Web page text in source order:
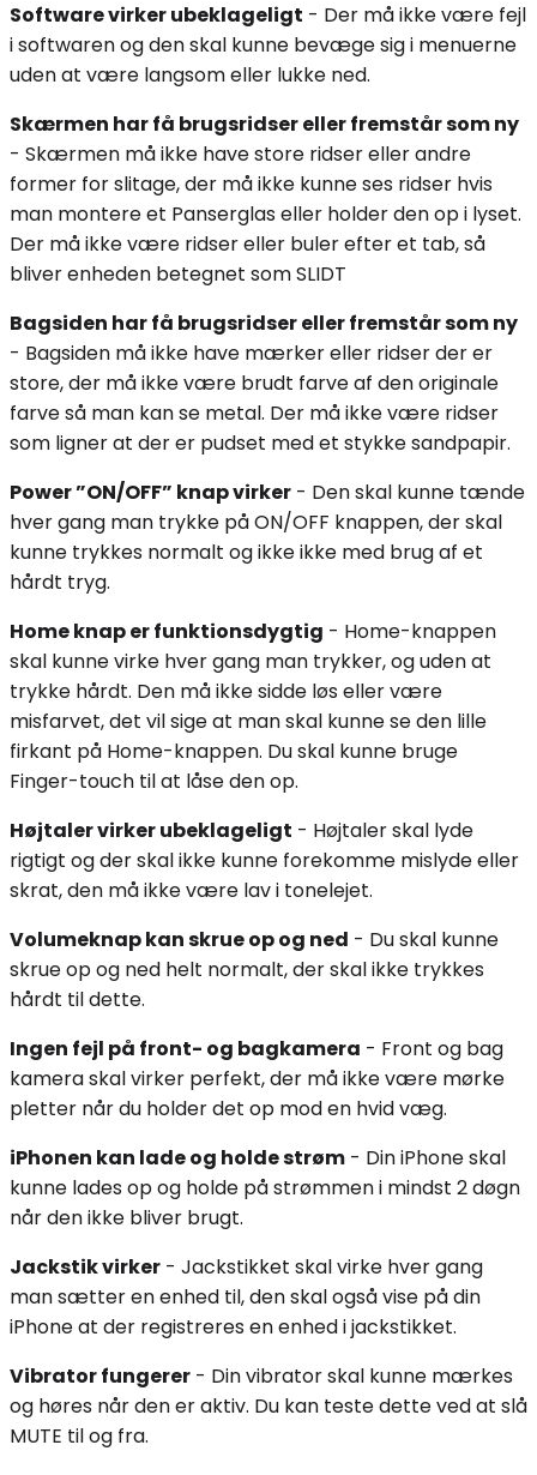
Software virker ubeklageligt - Der må ikke være fejl
i softwaren og den skal kunne bevæge sig i menuerne
uden at være langsom eller lukke ned.
Skærmen har få brugsridser eller fremstår som ny
- Skærmen må ikke have store ridser eller andre
former for slitage, der må ikke kunne ses ridser hvis
man montere et Panserglas eller holder den op i lyset.
Der må ikke være ridser eller buler efter et tab, så
bliver enheden betegnet som SLIDT
Bagsiden har få brugsridser eller fremstår som ny
- Bagsiden må ikke have mærker eller ridser der er
store, der må ikke være brudt farve af den originale
farve så man kan se metal. Der må ikke være ridser
som ligner at der er pudset med et stykke sandpapir.
Power ”ON/OFF” knap virker - Den skal kunne tænde
hver gang man trykke på ON/OFF knappen, der skal
kunne trykkes normalt og ikke ikke med brug af et
hårdt tryg.
Home knap er funktionsdygtig - Home-knappen
skal kunne virke hver gang man trykker, og uden at
trykke hårdt. Den må ikke sidde løs eller være
misfarvet, det vil sige at man skal kunne se den lille
firkant på Home-knappen. Du skal kunne bruge
Finger-touch til at låse den op.
Højtaler virker ubeklageligt - Højtaler skal lyde
rigtigt og der skal ikke kunne forekomme mislyde eller
skrat, den må ikke være lav i tonelejet.
Volumeknap kan skrue op og ned - Du skal kunne
skrue op og ned helt normalt, der skal ikke trykkes
hårdt til dette.
Ingen fejl på front- og bagkamera - Front og bag
kamera skal virker perfekt, der må ikke være mørke
pletter når du holder det op mod en hvid væg.
iPhonen kan lade og holde strøm - Din iPhone skal
kunne lades op og holde på strømmen i mindst 2 døgn
når den ikke bliver brugt.
Jackstik virker - Jackstikket skal virke hver gang
man sætter en enhed til, den skal også vise på din
iPhone at der registreres en enhed i jackstikket.
Vibrator fungerer - Din vibrator skal kunne mærkes
og høres når den er aktiv. Du kan teste dette ved at slå
MUTE til og fra.